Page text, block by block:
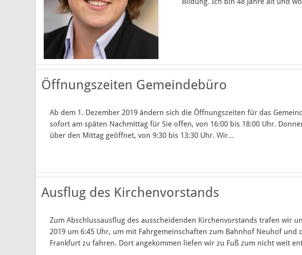
Kooperationsraum Rhön
Links & Downloads
Formulare
Arbeit mit
Öffnungszeiten Gemeindebüro
Ab dem 1. Dezember 2019 ändern sich die Öffnungszeiten für das
sofort am späten Nachmittag für Sie offen, von 16:00 bis 18:00 Uhr.
über den Mittag geöffnet, von 9:30 bis 13:30 Uhr. Wir...
Ausflug des Kirchenvorstands
Zum Abschlussausflug des ausscheidenden Kirchenvorstands trafen wir
2019 um 6:45 Uhr, um mit Fahrgemeinschaften zum Bahnhof Neuhof und
Frankfurt zu fahren. Dort angekommen liefen wir zu Fuß zum nicht weit